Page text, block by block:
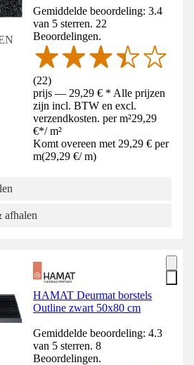
Gemiddelde beoordeling: 3.4
van 5 sterren. 22
Beoordelingen.
(22)
prijs — 29,29 € * Alle prijzen
zijn incl. BTW en excl.
verzendkosten. per m²29,29
€*/ m²
Komt overeen met 29,29 € per
m(29,29 €/ m)
afhalen
HAMAT Deurmat borstels
Outline zwart 50x80 cm
Gemiddelde beoordeling: 4.3
van 5 sterren. 8
Beoordelingen.